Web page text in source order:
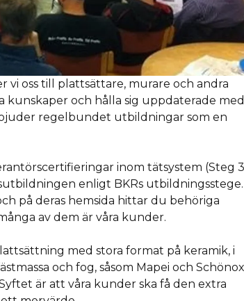
vi oss till plattsättare, murare och andra
kunskaper och hålla sig uppdaterade med
regelbundet utbildningar som en
inom tätsystem (Steg
enligt BKRs utbildningsstege.
på deras hemsida hittar du behöriga
av dem är våra kunder.
med stora format på keramik, i
och fog, såsom Mapei och
är att våra kunder ska få den extra